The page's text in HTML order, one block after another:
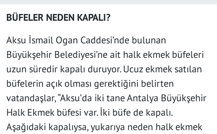
BÜFELER NEDEN KAPALI?
Aksu İsmail Ogan Caddesi’nde bulunan
Büyükşehir Belediyesi’ne ait halk ekmek büfeleri
uzun süredir kapalı duruyor. Ucuz ekmek satılan
büfelerin açık olması gerektiğini belirten
vatandaşlar, “Aksu’da iki tane Antalya Büyükşehir
Halk Ekmek büfesi var. İki büfe de kapalı.
Aşağıdaki kapalıysa, yukarıya neden halk ekmek